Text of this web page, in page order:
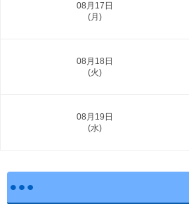
08月17日
(月 )
08月18日
(火)
08月19日
(水)